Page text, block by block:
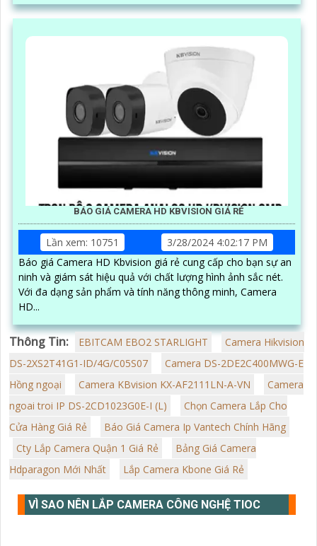
BÁO GIÁ CAMERA HD KBVISION GIÁ RẺ
Lần xem: 10751
3/28/2024 4:02:17 PM
Báo giá Camera HD Kbvision giá rẻ cung cấp cho bạn sự an
ninh và giám sát hiệu quả với chất lượng hình ảnh sắc nét.
Với đa dạng sản phẩm và tính năng thông minh, Camera
HD...
Thông Tin: EBITCAM EBO2 STARLIGHT
Camera Hikvision
DS-2XS2T41G1-ID/4G/C05S07
Camera DS-2DE2C400MWG-E
Hồng ngoại
Camera KBvision KX-AF2111LN-A-VN
Camera
ngoai troi IP DS-2CD1023G0E-I (L)
Chọn Camera Lắp Cho
Cửa Hàng Giá Rẻ
Báo Giá Camera Ip Vantech Chính Hãng
Cty Lắp Camera Quận 1 Giá Rẻ
Bảng Giá Camera
Hdparagon Mới Nhất
Lắp Camera Kbone Giá Rẻ
VÌ SAO NÊN LẮP CAMERA CÔNG NGHỆ TIOC